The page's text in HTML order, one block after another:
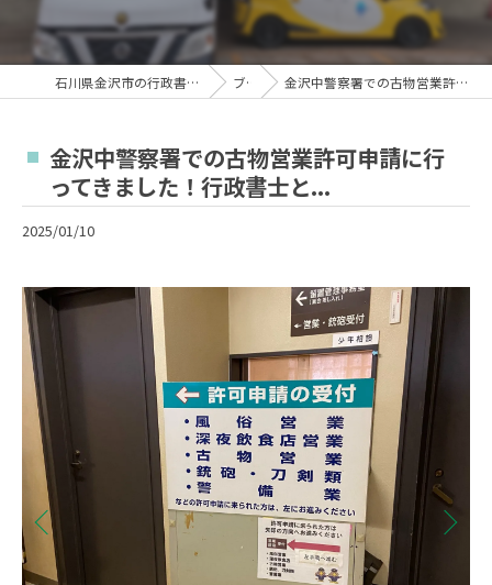
石川県金沢市の行政書士なら行政書士高見裕樹事務所 ブログ 金沢中警察署での古物営業許可申請に行ってきました！行政書士と...
金沢中警察署での古物営業許可申請に行
ってきました！行政書士と...
2025/01/10